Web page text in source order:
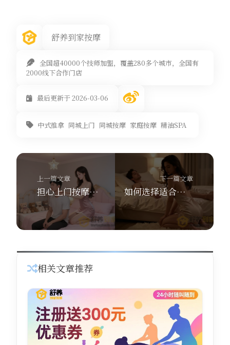
舒养到家按摩
全国超40000个技师加盟，覆盖280多个城市，全国有
2000线下合作门店
最后更新于 2026-03-06
中式推拿 同城上门 同城按摩 家庭按摩 精油SPA
上一篇文章
担心上门按摩不安全？看完舒养到家按摩这8条服务保障，我彻底放心了。
下一篇文章
如何选择适合自己的养生SPA项目？舒养到家按摩告诉你哪个更划算
相关文章推荐